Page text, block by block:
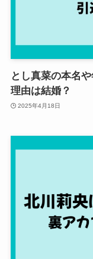
とし真菜の本名
理由は結婚？
2025年4月18日